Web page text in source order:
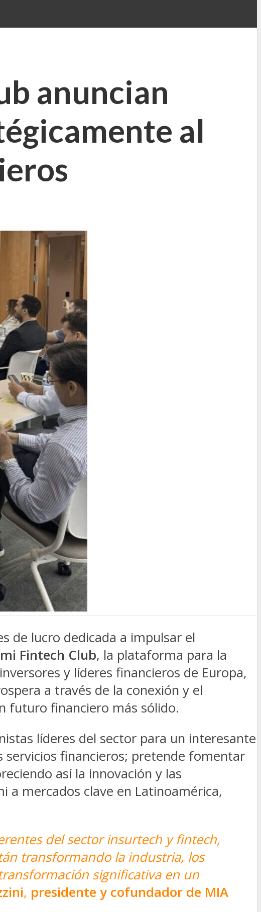
anuncian
al
de lucro dedicada a impulsar el
Fintech Club, la plataforma para la
y líderes financieros de Europa,
a través de la conexión y el
futuro financiero más sólido.
líderes del sector para un interesante
servicios financieros; pretende fomentar
así la innovación y las
a mercados clave en Latinoamérica,
del sector insurtech y fintech,
transformando la industria, los
significativa en un
, presidente y cofundador de MIA